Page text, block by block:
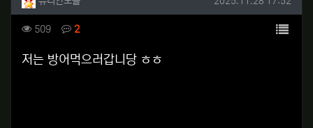
컨텐츠 정보
509조회 2댓글 목록
본문
저는 방어먹으러갑니당 ㅎㅎ